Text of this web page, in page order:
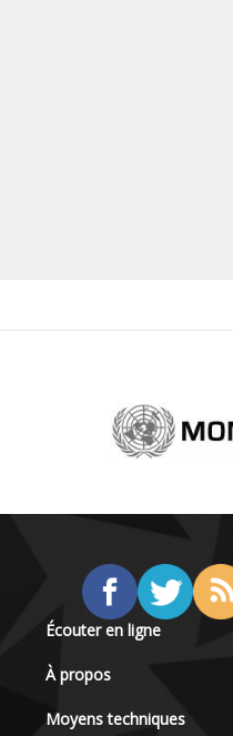
Écouter en ligne
À propos
Moyens techniques